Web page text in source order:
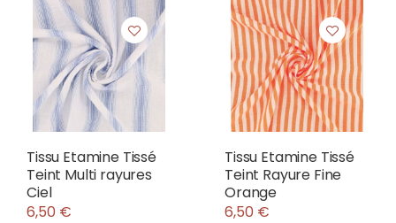
Tissu Etamine Tissé
Teint Multi rayures
Ciel
6,50 €
Tissu Etamine Tissé
Teint Rayure Fine
Orange
6,50 €